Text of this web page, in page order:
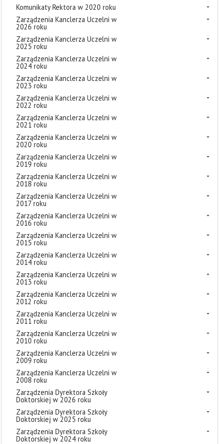
Komunikaty Rektora w 2020 roku
Zarządzenia Kanclerza Uczelni w
2026 roku
Zarządzenia Kanclerza Uczelni w
2025 roku
Zarządzenia Kanclerza Uczelni w
2024 roku
Zarządzenia Kanclerza Uczelni w
2023 roku
Zarządzenia Kanclerza Uczelni w
2022 roku
Zarządzenia Kanclerza Uczelni w
2021 roku
Zarządzenia Kanclerza Uczelni w
2020 roku
Zarządzenia Kanclerza Uczelni w
2019 roku
Zarządzenia Kanclerza Uczelni w
2018 roku
Zarządzenia Kanclerza Uczelni w
2017 roku
Zarządzenia Kanclerza Uczelni w
2016 roku
Zarządzenia Kanclerza Uczelni w
2015 roku
Zarządzenia Kanclerza Uczelni w
2014 roku
Zarządzenia Kanclerza Uczelni w
2013 roku
Zarządzenia Kanclerza Uczelni w
2012 roku
Zarządzenia Kanclerza Uczelni w
2011 roku
Zarządzenia Kanclerza Uczelni w
2010 roku
Zarządzenia Kanclerza Uczelni w
2009 roku
Zarządzenia Kanclerza Uczelni w
2008 roku
Zarządzenia Dyrektora Szkoły
Doktorskiej w 2026 roku
Zarządzenia Dyrektora Szkoły
Doktorskiej w 2025 roku
Zarządzenia Dyrektora Szkoły
Doktorskiej w 2024 roku